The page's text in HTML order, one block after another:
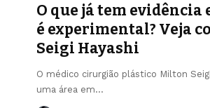
O que já tem evidência
é experimental? Veja
Seigi Hayashi
O médico cirurgião plástico Milton
uma área em…